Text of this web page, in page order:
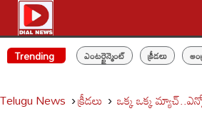
Trending ఎంటర్టైన్మెంట్ క్రీడలు
Telugu News క్రీడలు ఒక్క ఒక్క